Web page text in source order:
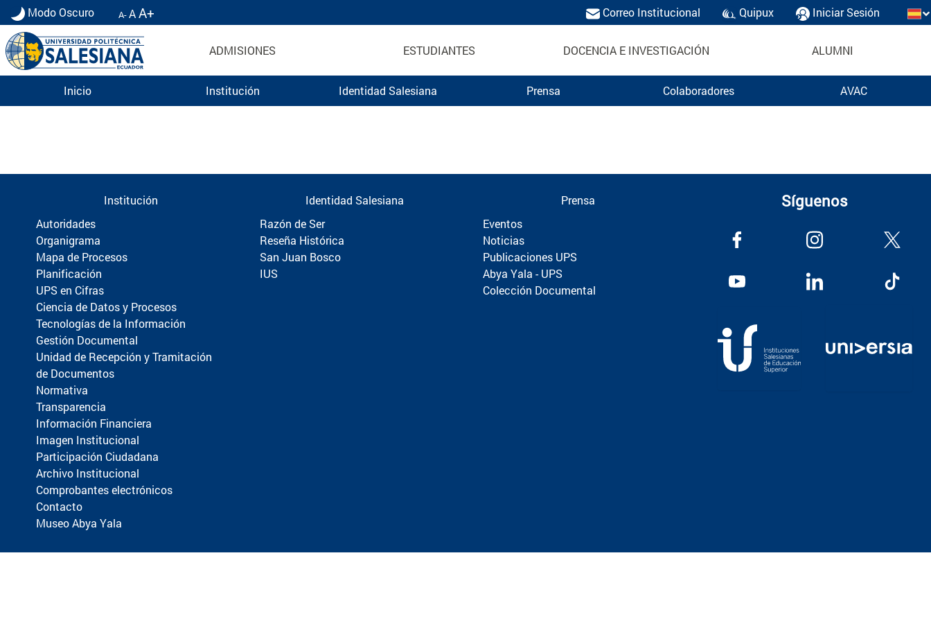
Modo Oscuro A-AA+ Correo Institucional Quipux Iniciar Sesión
ADMISIONES ESTUDIANTES DOCENCIA E INVESTIGACIÓN ALUMNI
Inicio Institución Identidad Salesiana Prensa Colaboradores AVAC
Información para Graduados UPS | Universidad Politécnica
Institución
Autoridades
Organigrama
Mapa de Procesos
Planificación
UPS en Cifras
Ciencia de Datos y Procesos
Tecnologías de la Información
Gestión Documental
Unidad de Recepción y Tramitación
de Documentos
Normativa
Transparencia
Información Financiera
Imagen Institucional
Participación Ciudadana
Archivo Institucional
Comprobantes electrónicos
Contacto
Museo Abya Yala
Identidad Salesiana
Razón de Ser
Reseña Histórica
San Juan Bosco
IUS
Prensa
Eventos
Noticias
Publicaciones UPS
Abya Yala - UPS
Colección Documental
Síguenos